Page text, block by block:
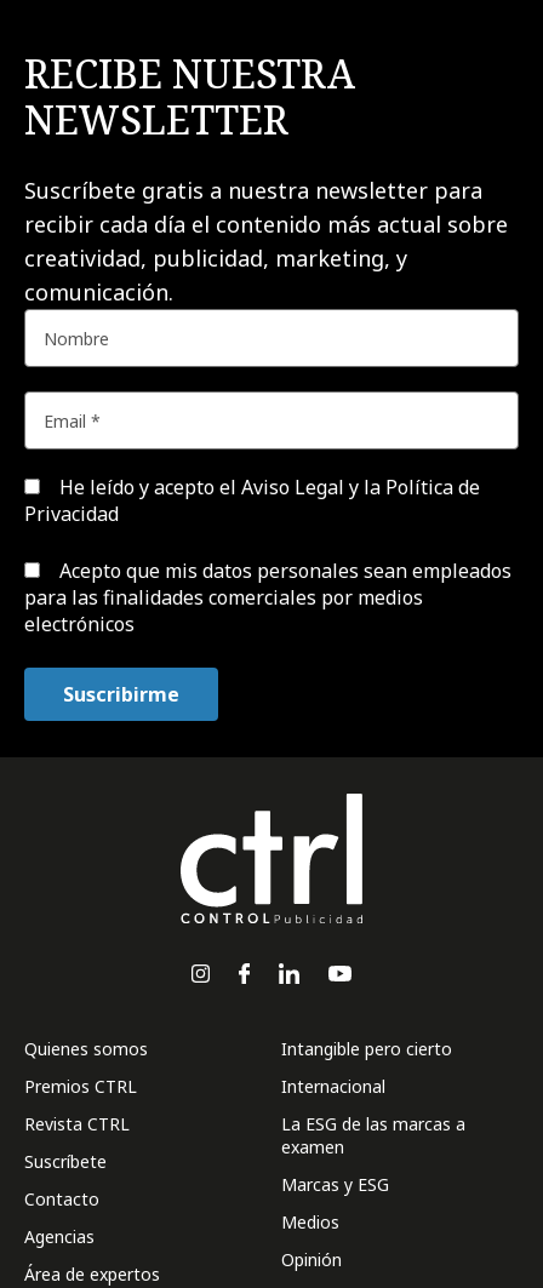
RECIBE NUESTRA
NEWSLETTER
Suscríbete gratis a nuestra newsletter para
recibir cada día el contenido más actual sobre
creatividad, publicidad, marketing, y
comunicación.
He leído y acepto el Aviso Legal y la Política de
Privacidad
Acepto que mis datos personales sean empleados
para las finalidades comerciales por medios
electrónicos
Quienes somos
Premios CTRL
Revista CTRL
Suscríbete
Contacto
Agencias
Área de expertos
Intangible pero cierto
Internacional
La ESG de las marcas a
examen
Marcas y ESG
Medios
Opinión